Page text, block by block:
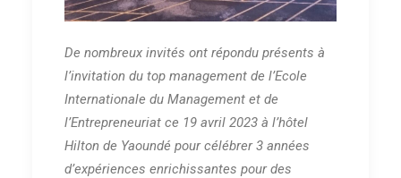
De nombreux invités ont répondu présents à
l’invitation du top management de l’Ecole
Internationale du Management et de
l’Entrepreneuriat ce 19 avril 2023 à l’hôtel
Hilton de Yaoundé pour célébrer 3 années
d’expériences enrichissantes pour des